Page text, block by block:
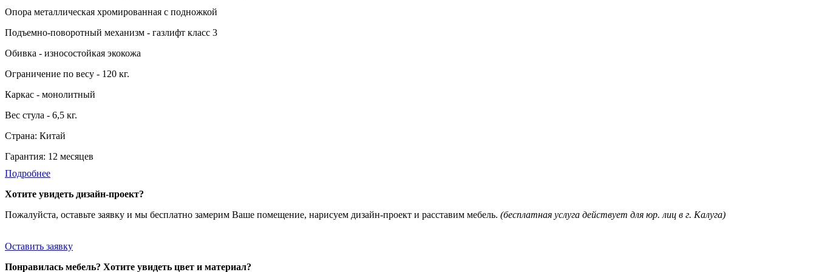
Опора металлическая хромированная с подножкой
Подъемно-поворотный механизм - газлифт класс 3
Обивка - износостойкая экокожа
Ограничение по весу - 120 кг.
Каркас - монолитный
Вес стула - 6,5 кг.
Страна: Китай
Гарантия: 12 месяцев
Подробнее
Хотите увидеть дизайн-проект?
Пожалуйста, оставьте заявку и мы бесплатно замерим Ваше помещение, нарисуем дизайн-проект и расставим мебель. (бесплатная услуга действует для юр. лиц в г. Калуга)
Оставить заявку
Понравилась мебель? Хотите увидеть цвет и материал?